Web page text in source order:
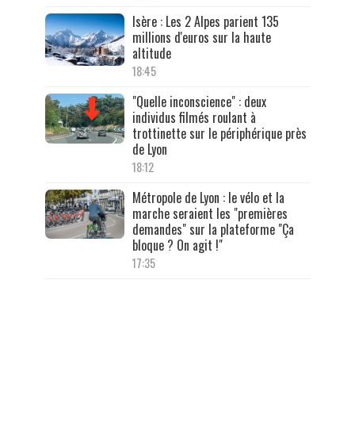
Isère : Les 2 Alpes parient 135
millions d'euros sur la haute
altitude
18:45
"Quelle inconscience" : deux
individus filmés roulant à
trottinette sur le périphérique près
de Lyon
18:12
Métropole de Lyon : le vélo et la
marche seraient les "premières
demandes" sur la plateforme "Ça
bloque ? On agit !"
17:35